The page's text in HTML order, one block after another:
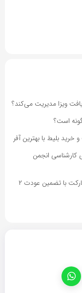
ویزا مدیریت می‌کند؟
است؟
خرید بلیط با بهترین آفر
کارشناسی انجمن
تضمین کمترین قیمت هواپیما و هتل در سفر مارکت با تضمین عودت ۲